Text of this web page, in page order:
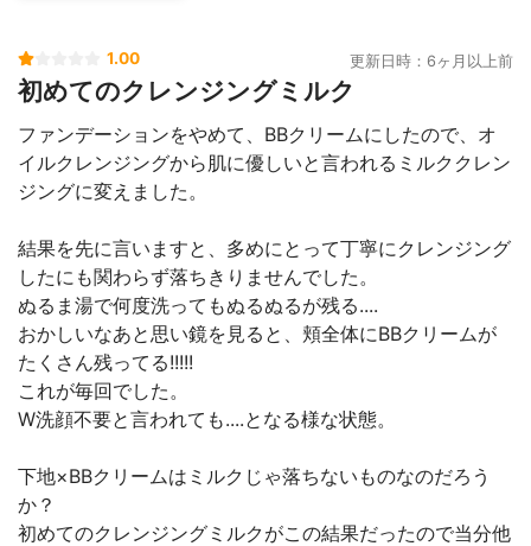
1.00 更新日時：6ヶ月以上前
初めてのクレンジングミルク
ファンデーションをやめて、BBクリームにしたので、オ
イルクレンジングから肌に優しいと言われるミルククレン
ジングに変えました。
結果を先に言いますと、多めにとって丁寧にクレンジング
したにも関わらず落ちきりませんでした。
ぬるま湯で何度洗ってもぬるぬるが残る....
おかしいなあと思い鏡を見ると、頬全体にBBクリームが
たくさん残ってる!!!!!
これが毎回でした。
W洗顔不要と言われても....となる様な状態。
下地×BBクリームはミルクじゃ落ちないものなのだろう
か？
初めてのクレンジングミルクがこの結果だったので当分他